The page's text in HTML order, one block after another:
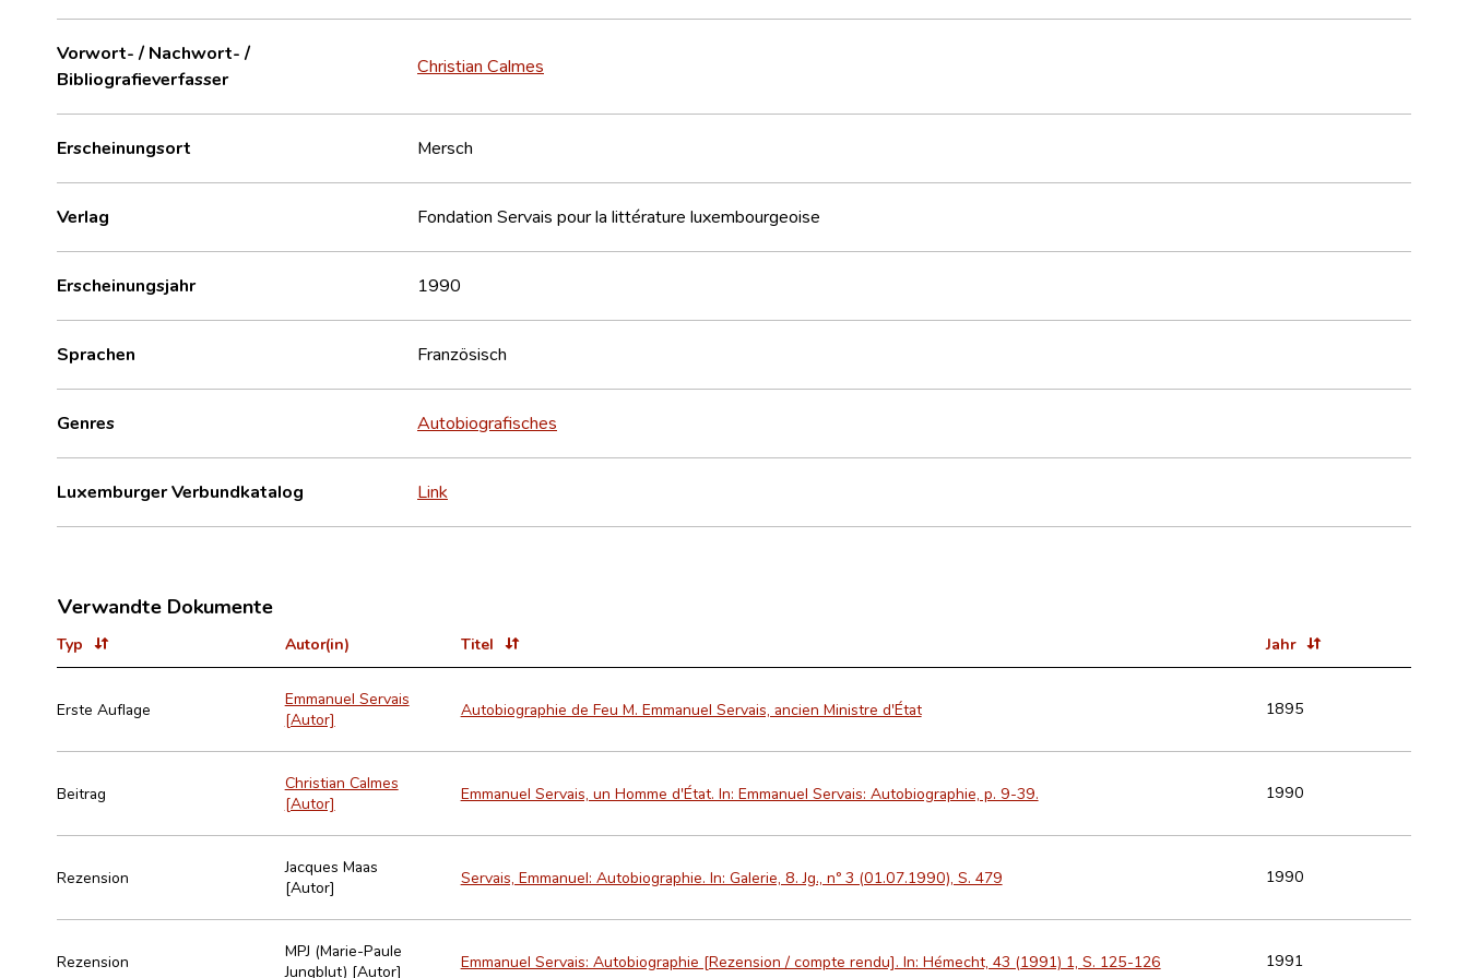
Vorwort- / Nachwort- /
Bibliografieverfasser
Christian Calmes
Erscheinungsort Mersch
Verlag Fondation Servais pour la littérature luxembourgeoise
Erscheinungsjahr 1990
Sprachen Französisch
Genres Autobiografisches
Luxemburger Verbundkatalog Link
Verwandte Dokumente
Typ Autor(in) Titel Jahr
Erste Auflage
Emmanuel Servais
[Autor]
Autobiographie de Feu M. Emmanuel Servais, ancien Ministre d'État 1895
Beitrag
Christian Calmes
[Autor]
Emmanuel Servais, un Homme d'État. In: Emmanuel Servais: Autobiographie, p. 9-39. 1990
Rezension
Jacques Maas
[Autor]
Servais, Emmanuel: Autobiographie. In: Galerie, 8. Jg., nº 3 (01.07.1990), S. 479 1990
Rezension
MPJ (Marie-Paule
Jungblut) [Autor]
Emmanuel Servais: Autobiographie [Rezension / compte rendu]. In: Hémecht, 43 (1991) 1, S. 125-126 1991